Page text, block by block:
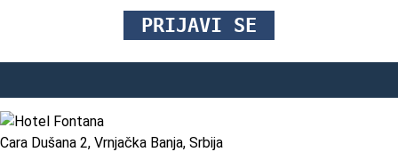
Cara Dušana 2, Vrnjačka Banja, Srbija